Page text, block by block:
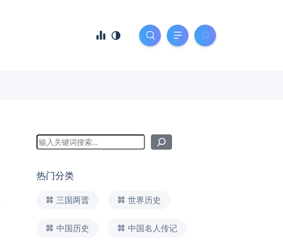
热门分类
三国两晋 世界历史
中国历史 中国名人传记